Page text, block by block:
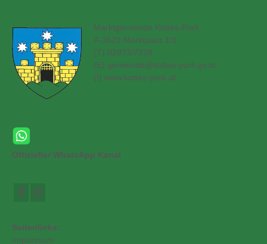
Marktgemeinde Kottes-Purk
A-3623 Marktplatz 1/1
(T) 02873/7228
(E) gemeinde@kottes-purk.gv.at
(I) www.kottes-purk.at
Offizieller WhatsApp Kanal
Seitenlinks:
Impressum